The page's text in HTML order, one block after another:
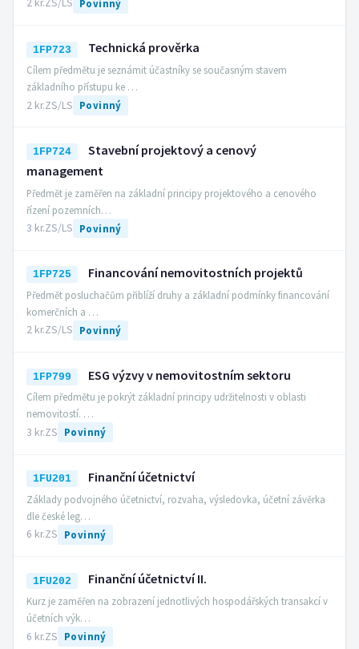
2 kr.ZS/LS Povinný
1FP723 Technická prověrka
Cílem předmětu je seznámit účastníky se současným stavem
základního přístupu ke …
2 kr.ZS/LS Povinný
1FP724
Stavební projektový a cenový
management
Předmět je zaměřen na základní principy projektového a cenového
řízení pozemních…
3 kr.ZS/LS Povinný
1FP725 Financování nemovitostních projektů
Předmět posluchačům přiblíží druhy a základní podmínky financování
komerčních a …
2 kr.ZS/LS Povinný
1FP799 ESG výzvy v nemovitostním sektoru
Cílem předmětu je pokrýt základní principy udržitelnosti v oblasti
nemovitostí. …
3 kr.ZS Povinný
1FU201 Finanční účetnictví
Základy podvojného účetnictví, rozvaha, výsledovka, účetní závěrka
dle české leg…
6 kr.ZS Povinný
1FU202 Finanční účetnictví II.
Kurz je zaměřen na zobrazení jednotlivých hospodářských transakcí v
účetních výk…
6 kr.ZS Povinný